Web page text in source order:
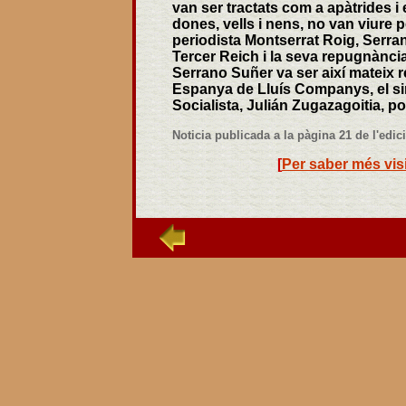
van ser tractats com a apàtrides i
dones, vells i nens, no van viure
periodista Montserrat Roig,
Tercer Reich i la seva
Serrano Suñer va ser així mateix
Espanya de Lluís Companys, el
Socialista, Julián Zugazagoitia,
Noticia publicada a la pàgina 21 de
[Per saber més